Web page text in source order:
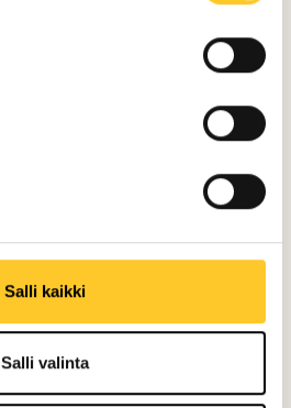
Salli kaikki
Salli valinta